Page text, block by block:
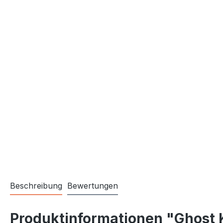
Beschreibung Bewertungen
Produktinformationen "Ghost